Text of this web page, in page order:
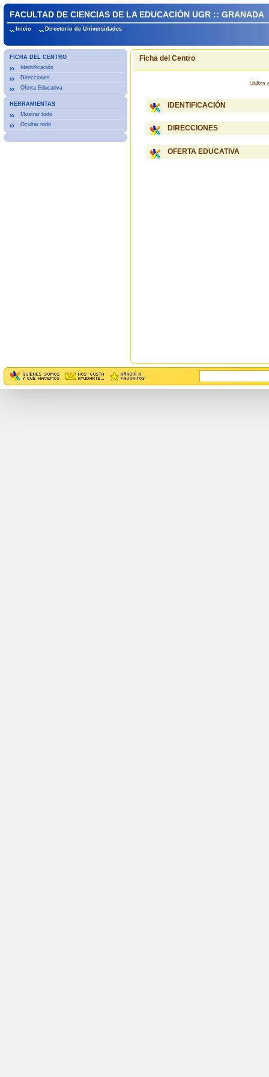
FACULTAD DE CIENCIAS DE LA EDUCACIÓN UGR :: GRANADA
Inicio Directorio de Universidades
FICHA DEL CENTRO
Identificación
Direcciones
Oferta Educativa
HERRAMIENTAS
Mostrar todo
Ocultar todo
Ficha del Centro
Utiliza
IDENTIFICACIÓN
DIRECCIONES
OFERTA EDUCATIVA